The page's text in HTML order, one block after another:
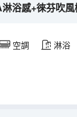
浴感+徠芬吹風
空調 淋浴